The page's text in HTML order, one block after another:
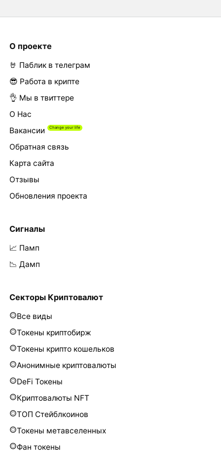
О проекте
🤘 Паблик в телеграм
😎 Работа в крипте
👌 Мы в твиттере
О Нас
Вакансии
Обратная связь
Карта сайта
Отзывы
Обновления проекта
Сигналы
📈 Памп
📉 Дамп
Секторы Криптовалют
Все виды
Токены криптобирж
Токены крипто кошельков
Анонимные криптовалюты
DeFi Токены
Криптовалюты NFT
ТОП Стейблкоинов
Токены метавселенных
Фан токены